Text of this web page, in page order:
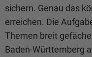
sichern. Genau das
erreichen. Die
Themen breit
Baden-Württemberg